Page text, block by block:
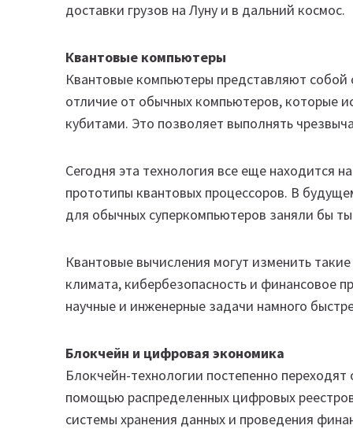
доставки грузов на Луну и в дальний космос.
Квантовые компьютеры
Квантовые компьютеры представляют
отличие от обычных компьютеров, которые
кубитами. Это позволяет выполнять
Сегодня эта технология все еще находится
прототипы квантовых процессоров. В
для обычных суперкомпьютеров заняли бы
Квантовые вычисления могут изменить
климата, кибербезопасность и финансовое
научные и инженерные задачи намного
Блокчейн и цифровая экономика
Блокчейн-технологии постепенно
помощью распределенных цифровых
системы хранения данных и проведения